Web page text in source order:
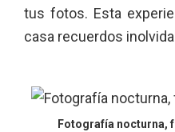
tus fotos. Esta
casa recuerdos
Fotografía nocturna,